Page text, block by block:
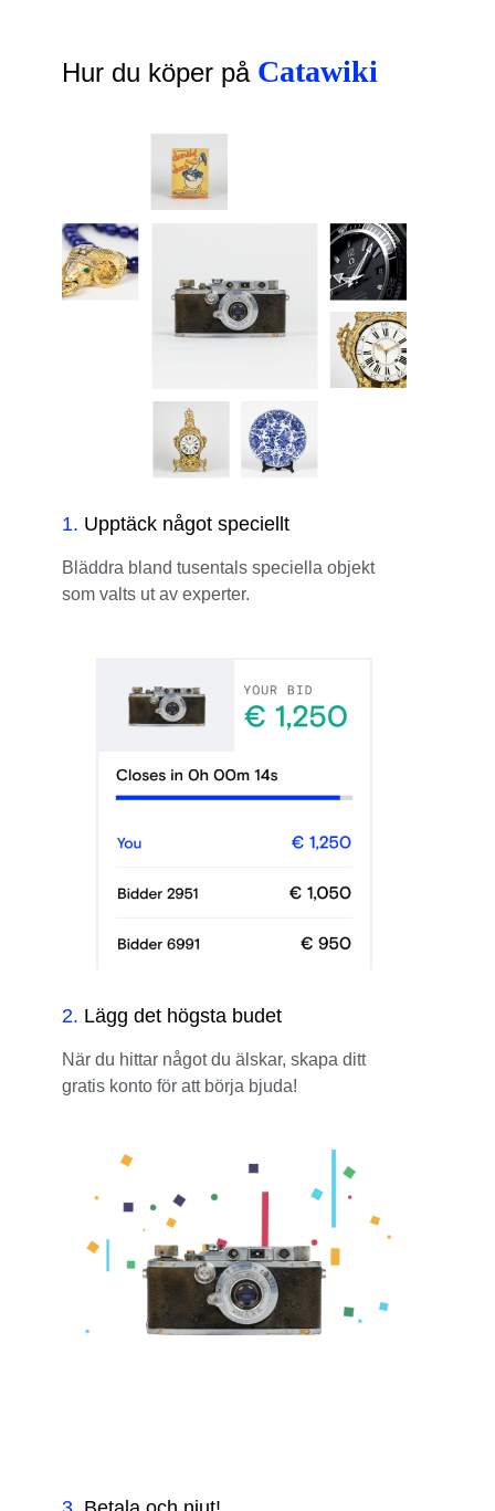
Hur du köper på Catawiki
1. Upptäck något speciellt
Bläddra bland tusentals speciella objekt
som valts ut av experter.
2. Lägg det högsta budet
När du hittar något du älskar, skapa ditt
gratis konto för att börja bjuda!